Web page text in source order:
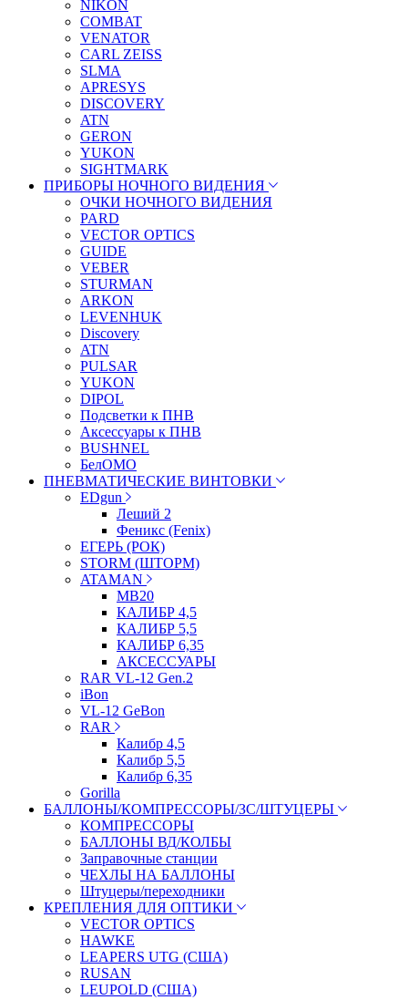
NIKON
COMBAT
VENATOR
CARL ZEISS
SLMA
APRESYS
DISCOVERY
ATN
GERON
YUKON
SIGHTMARK
ПРИБОРЫ НОЧНОГО ВИДЕНИЯ
ОЧКИ НОЧНОГО ВИДЕНИЯ
PARD
VECTOR OPTICS
GUIDE
VEBER
STURMAN
ARKON
LEVENHUK
Discovery
ATN
PULSAR
YUKON
DIPOL
Подсветки к ПНВ
Аксессуары к ПНВ
BUSHNEL
БелОМО
ПНЕВМАТИЧЕСКИЕ ВИНТОВКИ
EDgun
Леший 2
Феникс (Fenix)
ЕГЕРЬ (РОК)
STORM (ШТОРМ)
ATAMAN
МВ20
КАЛИБР 4,5
КАЛИБР 5,5
КАЛИБР 6,35
АКСЕССУАРЫ
RAR VL-12 Gen.2
iBon
VL-12 GeBon
RAR
Калибр 4,5
Калибр 5,5
Калибр 6,35
Gorilla
БАЛЛОНЫ/КОМПРЕССОРЫ/ЗС/ШТУЦЕРЫ
КОМПРЕССОРЫ
БАЛЛОНЫ ВД/КОЛБЫ
Заправочные станции
ЧЕХЛЫ НА БАЛЛОНЫ
Штуцеры/переходники
КРЕПЛЕНИЯ ДЛЯ ОПТИКИ
VECTOR OPTICS
HAWKE
LEAPERS UTG (США)
RUSAN
LEUPOLD (США)